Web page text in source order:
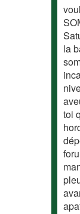
la
toi